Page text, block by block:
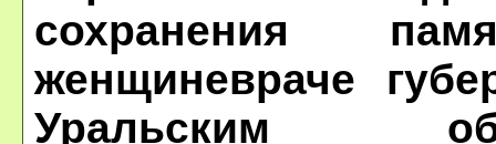
сохранения
женщиневраче
Уральским